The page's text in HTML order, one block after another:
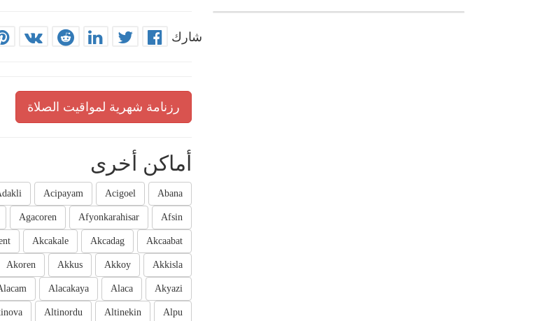
شارك
رزنامة شهرية لمواقيت الصلاة
أماكن أخرى
Abana
Acigoel
Acipayam
Afsin
Afyonkarahisar
Agacoren
Akcaabat
Akcadag
Akcakale
Akkisla
Akkoy
Akkus
Akoren
Akyazi
Alaca
Alacakaya
Alpu
Altinekin
Altinordu